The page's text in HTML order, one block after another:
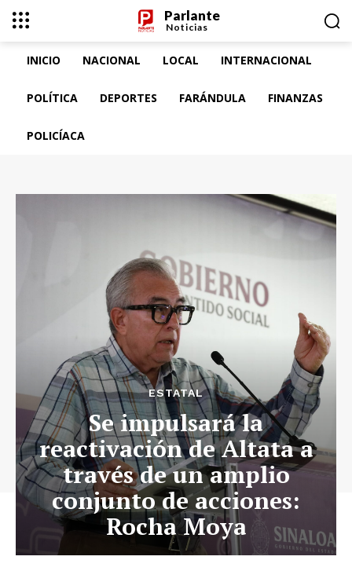
Parlante
Noticias
INICIO NACIONAL LOCAL INTERNACIONAL
POLÍTICA DEPORTES FARÁNDULA FINANZAS
POLICÍACA
ESTATAL
Se impulsará la
reactivación de Altata a
través de un amplio
conjunto de acciones:
Rocha Moya